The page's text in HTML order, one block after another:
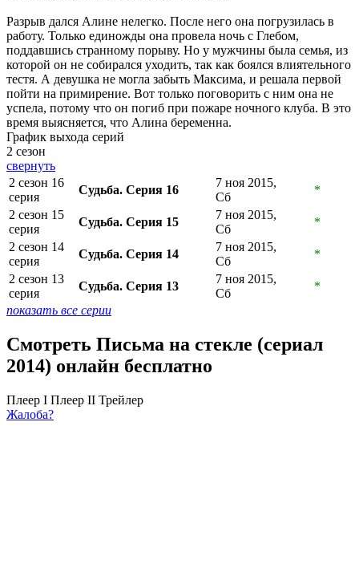
Разрыв дался Алине нелегко. После него она погрузилась в
работу. Только единожды она провела ночь с Глебом,
поддавшись странному порыву. Но у мужчины была семья, из
которой он не собирался уходить, так как боялся влиятельного
тестя. А девушка не могла забыть Максима, и решала первой
пойти на примирение. Вот только поговорить с ним она не
успела, потому что он погиб при пожаре ночного клуба. В это
время выясняется, что Алина беременна.
График выхода серий
2 сезон
свернуть
2 сезон 16
серия
Судьба. Серия 16
7 ноя 2015,
Сб
*
2 сезон 15
серия
Судьба. Серия 15
7 ноя 2015,
Сб
*
2 сезон 14
серия
Судьба. Серия 14
7 ноя 2015,
Сб
*
2 сезон 13
серия
Судьба. Серия 13
7 ноя 2015,
Сб
*
показать все серии
Смотреть Письма на стекле (сериал
2014) онлайн бесплатно
Плеер I Плеер II Трейлер
Жалоба?